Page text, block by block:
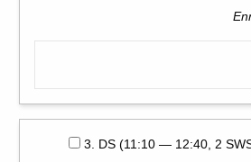
3. DS (11:10 — 12:40, 2